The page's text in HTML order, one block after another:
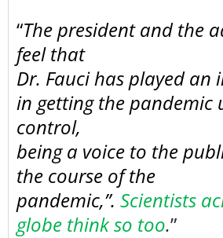
“The president and the
feel that
Dr. Fauci has played an
in getting the pandemic
control,
being a voice to the
the course of the
pandemic,”. Scientists
globe think so too.”